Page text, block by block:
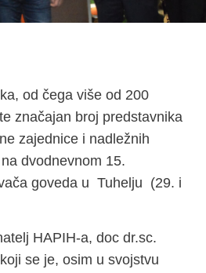
od čega više od 200
značajan broj predstavnika
zajednice i nadležnih
dvodnevnom 15.
goveda u Tuhelju (29. i
HAPIH-a, doc dr.sc.
se je, osim u svojstvu